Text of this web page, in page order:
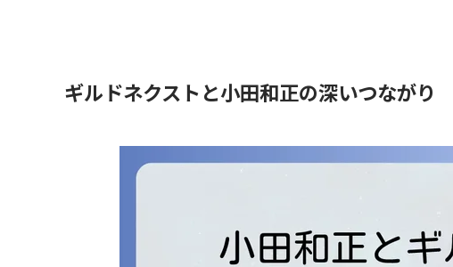
ギルドネクストと小田和正の深いつながり